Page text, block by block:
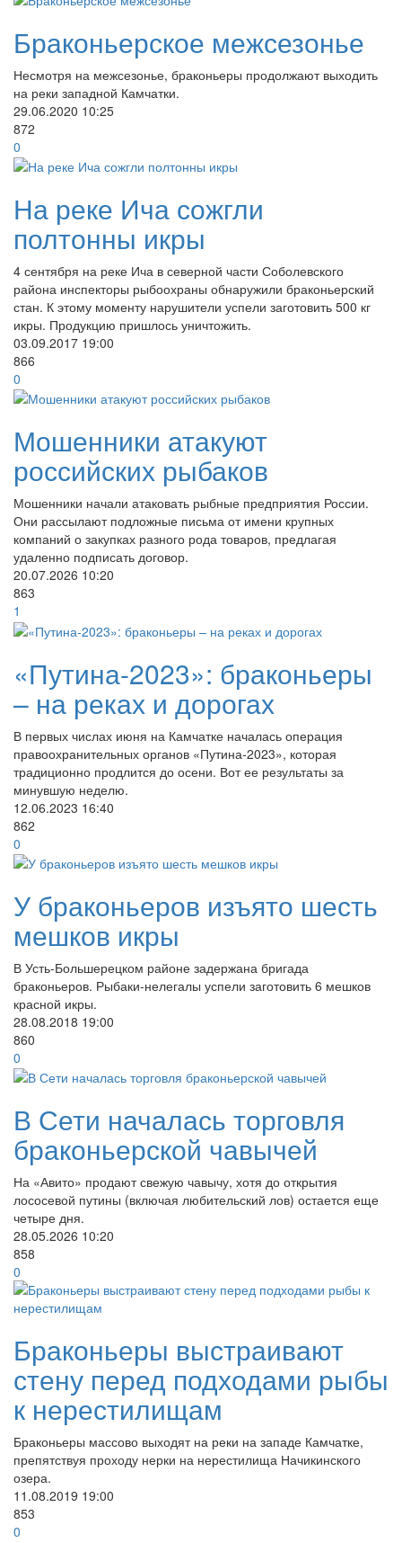
Браконьерское межсезонье
Несмотря на межсезонье, браконьеры продолжают выходить
на реки западной Камчатки.
29.06.2020 10:25
872
0
На реке Ича сожгли
полтонны икры
4 сентября на реке Ича в северной части Соболевского
района инспекторы рыбоохраны обнаружили браконьерский
стан. К этому моменту нарушители успели заготовить 500 кг
икры. Продукцию пришлось уничтожить.
03.09.2017 19:00
866
0
Мошенники атакуют
российских рыбаков
Мошенники начали атаковать рыбные предприятия России.
Они рассылают подложные письма от имени крупных
компаний о закупках разного рода товаров, предлагая
удаленно подписать договор.
20.07.2026 10:20
863
1
«Путина-2023»: браконьеры
– на реках и дорогах
В первых числах июня на Камчатке началась операция
правоохранительных органов «Путина-2023», которая
традиционно продлится до осени. Вот ее результаты за
минувшую неделю.
12.06.2023 16:40
862
0
У браконьеров изъято шесть
мешков икры
В Усть-Большерецком районе задержана бригада
браконьеров. Рыбаки-нелегалы успели заготовить 6 мешков
красной икры.
28.08.2018 19:00
860
0
В Сети началась торговля
браконьерской чавычей
На «Авито» продают свежую чавычу, хотя до открытия
лососевой путины (включая любительский лов) остается еще
четыре дня.
28.05.2026 10:20
858
0
Браконьеры выстраивают
стену перед подходами рыбы
к нерестилищам
Браконьеры массово выходят на реки на западе Камчатке,
препятствуя проходу нерки на нерестилища Начикинского
озера.
11.08.2019 19:00
853
0